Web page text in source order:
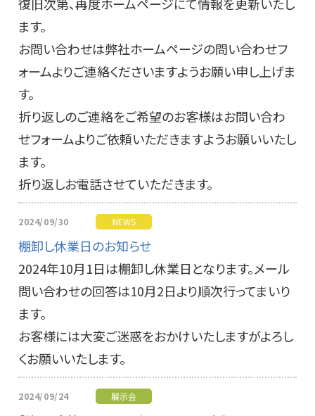
ます。
お問い合わせは弊社ホームページの問い合わせフ
ォームよりご連絡くださいますようお願い申し上げま
す。
折り返しのご連絡をご希望のお客様はお問い合わ
せフォームよりご依頼いただきますようお願いいたし
ます。
折り返しお電話させていただきます。
2024/09/30 NEWS
棚卸し休業日のお知らせ
2024年10月1日は棚卸し休業日となります。メール
問い合わせの回答は10月2日より順次行ってまいり
ます。
お客様には大変ご迷惑をおかけいたしますがよろし
くお願いいたします。
2024/09/24 展示会